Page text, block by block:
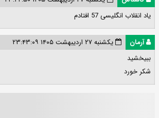
یاد انقلاب انگلیسی 57 افتادم
آرمان
یکشنبه ۲۷ اردیبهشت ۱۴۰۵ ۲۳:۴۳:۰۹
ببیخشید
شکر خورد